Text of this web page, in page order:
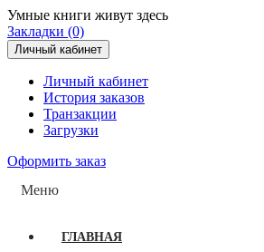
Умные книги живут здесь
Закладки (0)
Личный кабинет
Личный кабинет
История заказов
Транзакции
Загрузки
Оформить заказ
Меню
ГЛАВНАЯ